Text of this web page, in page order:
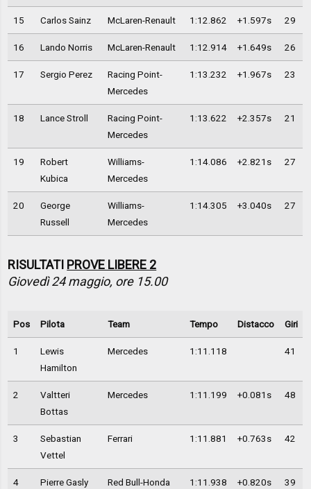
15 Carlos Sainz McLaren-Renault 1:12.862 +1.597s 29
16 Lando Norris McLaren-Renault 1:12.914 +1.649s 26
17 Sergio Perez
Racing Point-
Mercedes
1:13.232 +1.967s 23
18 Lance Stroll
Racing Point-
Mercedes
1:13.622 +2.357s 21
19
Robert
Kubica
Williams-
Mercedes
1:14.086 +2.821s 27
20
George
Russell
Williams-
Mercedes
1:14.305 +3.040s 27
RISULTATI PROVE LIBERE 2
Giovedì 24 maggio, ore 15.00
Pos Pilota Team Tempo Distacco Giri
1
Lewis
Hamilton
Mercedes 1:11.118 41
2
Valtteri
Bottas
Mercedes 1:11.199 +0.081s 48
3
Sebastian
Vettel
Ferrari 1:11.881 +0.763s 42
4 Pierre Gasly Red Bull-Honda 1:11.938 +0.820s 39